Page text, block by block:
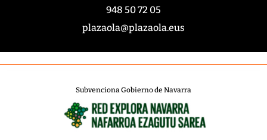
948 50 72 05
plazaola@plazaola.eus
Subvenciona Gobierno de Navarra